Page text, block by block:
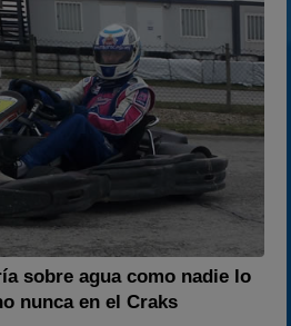
sobre agua como nadie lo
nunca en el Craks